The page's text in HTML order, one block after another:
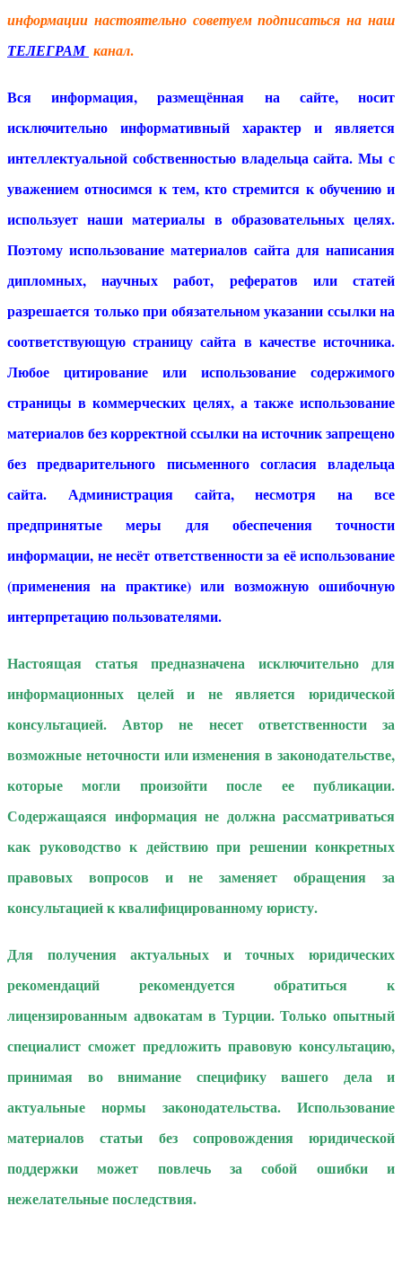
информации настоятельно советуем подписаться на наш
ТЕЛЕГРАМ канал.
Вся информация, размещённая на сайте, носит
исключительно информативный характер и является
интеллектуальной собственностью владельца сайта. Мы с
уважением относимся к тем, кто стремится к обучению и
использует наши материалы в образовательных целях.
Поэтому использование материалов сайта для написания
дипломных, научных работ, рефератов или статей
разрешается только при обязательном указании ссылки на
соответствующую страницу сайта в качестве источника.
Любое цитирование или использование содержимого
страницы в коммерческих целях, а также использование
материалов без корректной ссылки на источник запрещено
без предварительного письменного согласия владельца
сайта. Администрация сайта, несмотря на все
предпринятые меры для обеспечения точности
информации, не несёт ответственности за её использование
(применения на практике) или возможную ошибочную
интерпретацию пользователями.
Настоящая статья предназначена исключительно для
информационных целей и не является юридической
консультацией. Автор не несет ответственности за
возможные неточности или изменения в законодательстве,
которые могли произойти после ее публикации.
Содержащаяся информация не должна рассматриваться
как руководство к действию при решении конкретных
правовых вопросов и не заменяет обращения за
консультацией к квалифицированному юристу.
Для получения актуальных и точных юридических
рекомендаций рекомендуется обратиться к
лицензированным адвокатам в Турции. Только опытный
специалист сможет предложить правовую консультацию,
принимая во внимание специфику вашего дела и
актуальные нормы законодательства. Использование
материалов статьи без сопровождения юридической
поддержки может повлечь за собой ошибки и
нежелательные последствия.